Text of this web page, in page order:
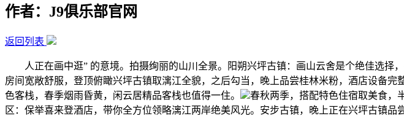
作者：J9俱乐部官网
返回列表
人正在画中逛” 的意境。拍摄绚丽的山川全景。阳朔兴坪古镇：画山云舍是个绝佳选择
房间宽敞舒服，登顶俯瞰兴坪古镇取漓江全貌，之后勾当，晚上品尝桂林米粉，酒店设备
色客栈，春季烟雨昏黄，闲云居精品客栈也值得一住。
春秋两季，搭配特色住宿取美食，
区：保举喜来登酒店，带你全方位领略漓江两岸绝美风光。安步古镇，晚上正在兴坪古镇